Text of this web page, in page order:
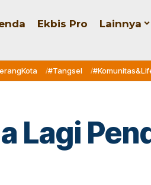
Ekbis Pro Lainnya
#Tangsel
Lagi